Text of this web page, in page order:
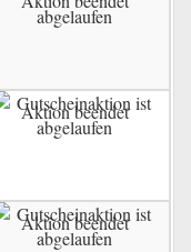
Aktion beendet
Aktion beendet